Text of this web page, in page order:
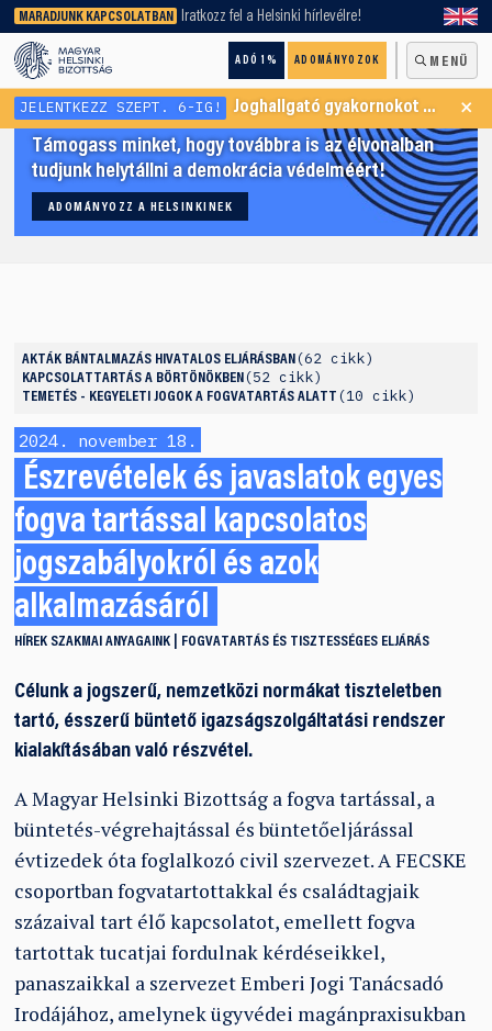
MARADJUNK KAPCSOLATBAN Iratkozz fel a Helsinki hírlevélre!
ADÓ 1% ADOMÁNYOZOK MENÜ
keresőnket!
JELENTKEZZ SZEPT. 6-IG! Joghallgató gyakornokot keresünk Menekültügyi Programunkba ×
Támogass minket, hogy továbbra is az élvonalban
tudjunk helytállni a demokrácia védelméért!
ADOMÁNYOZZ A HELSINKINEK
AKTÁK BÁNTALMAZÁS HIVATALOS ELJÁRÁSBAN 62 cikk
KAPCSOLATTARTÁS A BÖRTÖNÖKBEN 52 cikk
TEMETÉS - KEGYELETI JOGOK A FOGVATARTÁS ALATT 10 cikk
2024. november 18.
Észrevételek és javaslatok egyes
fogva tartással kapcsolatos
jogszabályokról és azok
alkalmazásáról
HÍREK SZAKMAI ANYAGAINK FOGVATARTÁS ÉS TISZTESSÉGES ELJÁRÁS
Célunk a jogszerű, nemzetközi normákat tiszteletben
tartó, ésszerű büntető igazságszolgáltatási rendszer
kialakításában való részvétel.
A Magyar Helsinki Bizottság a fogva tartással, a
büntetés-végrehajtással és büntetőeljárással
évtizedek óta foglalkozó civil szervezet. A FECSKE
csoportban fogvatartottakkal és családtagjaik
százaival tart élő kapcsolatot, emellett fogva
tartottak tucatjai fordulnak kérdéseikkel,
panaszaikkal a szervezet Emberi Jogi Tanácsadó
Irodájához, amelynek ügyvédei magánpraxisukban